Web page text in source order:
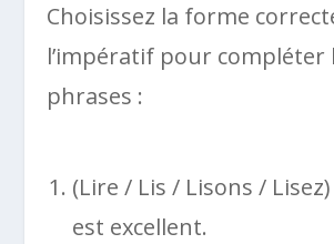
Choisissez la forme
l’impératif pour compléter
phrases :
(Lire / Lis / Lisons /
est excellent.